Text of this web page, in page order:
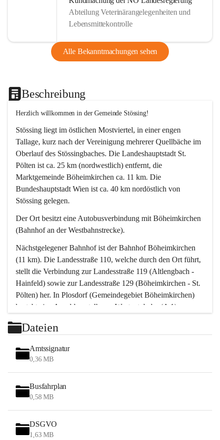
Abteilung Veterinärangelegenheiten und
Lebensmittekontrolle
Alle Bekanntmachungen sehen
Beschreibung
Herzlich willkommen in der Gemeinde Stössing!
Stössing liegt im östlichen Mostviertel, in einer engen
Tallage, kurz nach der Vereinigung mehrerer Quellbäche im
Oberlauf des Stössingbaches. Die Landeshauptstadt St.
Pölten ist ca. 25 km (nordwestlich) entfernt, die
Marktgemeinde Böheimkirchen ca. 11 km. Die
Bundeshauptstadt Wien ist ca. 40 km nordöstlich von
Stössing gelegen.
Der Ort besitzt eine Autobusverbindung mit Böheimkirchen
(Bahnhof an der Westbahnstrecke).
Nächstgelegener Bahnhof ist der Bahnhof Böheimkirchen
(11 km). Die Landesstraße 110, welche durch den Ort führt,
stellt die Verbindung zur Landesstraße 119 (Altlengbach -
Hainfeld) sowie zur Landesstraße 129 (Böheimkirchen - St.
Pölten) her. In Plosdorf (Gemeindegebiet Böheimkirchen)
besteht eine Anschlussstelle zur Westautobahn (A 1).
Wien erreicht man in ca. 45 Minuten.
Stössing zählt noch zum Naherholungsraum Wien sowie
zum Naherholungsraum St. Pölten. Viele Bauernhöfe hatten
„ihre Wiener“. Seit 1960 bauten viele Wiener
Wochenendhäuser im Gemeindegebiet. Wegen des
waldreichen Jagdgebietes haben viele Jagdpächter ihre
Das Wandern ist aus touristischer Sicht die bedeutendste
Tätigkeit. Das hügelige Gebiet mit Wanderwegen durch
Dateien
Amtssignatur
0,36 MB
Busfahrplan
0,58 MB
DSGVO
1,63 MB